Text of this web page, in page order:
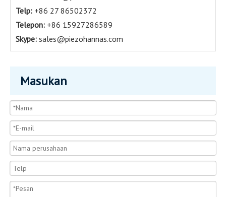
Telp: +86 27 86502372
Telepon: +86 15927286589
Skype: sales@piezohannas.com
Masukan